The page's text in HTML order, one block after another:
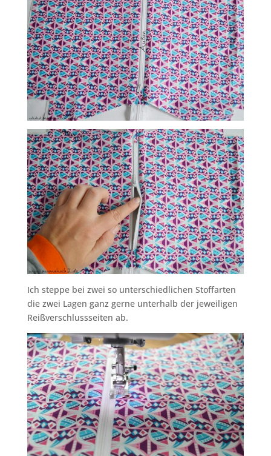
Ich steppe bei zwei so unterschiedlichen Stoffarten
die zwei Lagen ganz gerne unterhalb der jeweiligen
Reißverschlussseiten ab.